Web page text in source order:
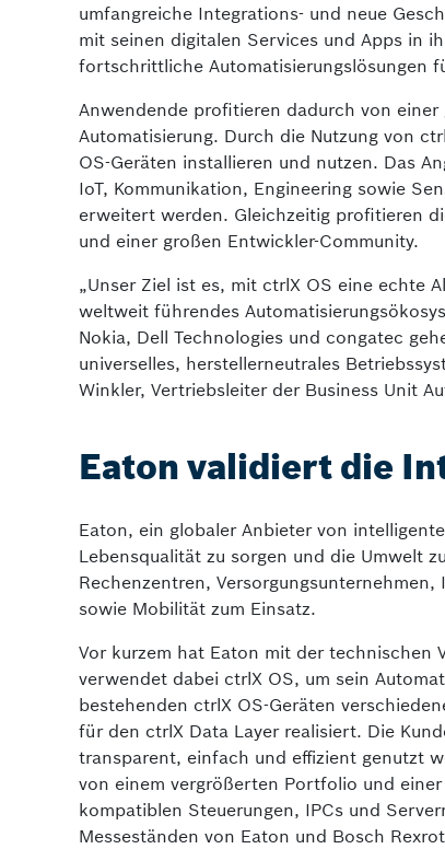
umfangreiche Integrations- und neue
mit seinen digitalen Services und Apps in
fortschrittliche Automatisierungslösungen
Anwendende profitieren dadurch von
Automatisierung. Durch die Nutzung von
OS-Geräten installieren und nutzen. Das
IoT, Kommunikation, Engineering sowie
erweitert werden. Gleichzeitig profitieren
und einer großen Entwickler-Community.
„Unser Ziel ist es, mit ctrlX OS eine echte
weltweit führendes
Nokia, Dell Technologies und congatec
universelles, herstellerneutrales
Winkler, Vertriebsleiter der Business Unit
Eaton validiert die
Eaton, ein globaler Anbieter von
Lebensqualität zu sorgen und die Umwelt
Rechenzentren,
sowie Mobilität zum Einsatz.
Vor kurzem hat Eaton mit der technischen
verwendet dabei ctrlX OS, um sein
bestehenden ctrlX OS-Geräten
für den ctrlX Data Layer realisiert. Die
transparent, einfach und effizient genutzt
von einem vergrößerten Portfolio und
kompatiblen Steuerungen, IPCs und
Messeständen von Eaton und Bosch